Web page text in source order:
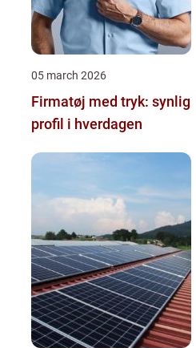
05 march 2026
Firmatøj med tryk: synlig
profil i hverdagen